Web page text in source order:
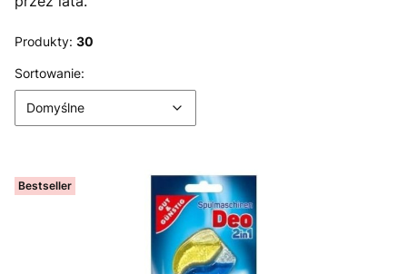
Produkty: 30
Lista produktów
Sortowanie:
Domyślne
Bestseller